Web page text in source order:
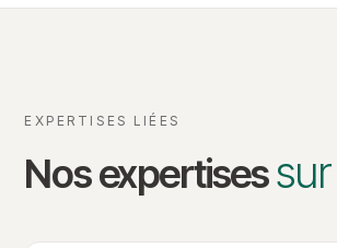
EXPERTISES LIÉES
Nos expertises